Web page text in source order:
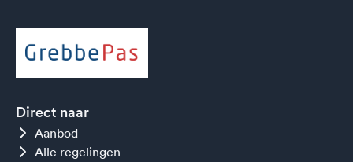
Direct naar
Aanbod
Alle regelingen